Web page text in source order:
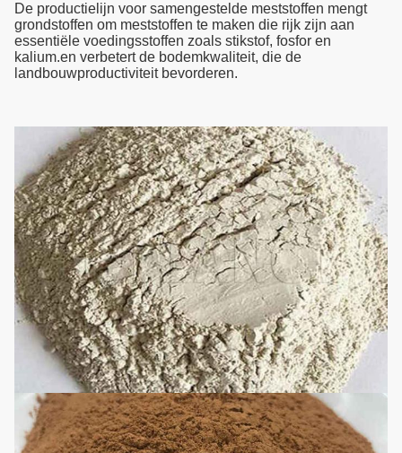
De productielijn voor samengestelde meststoffen mengt
grondstoffen om meststoffen te maken die rijk zijn aan
essentiële voedingsstoffen zoals stikstof, fosfor en
kalium.en verbetert de bodemkwaliteit, die de
landbouwproductiviteit bevorderen.